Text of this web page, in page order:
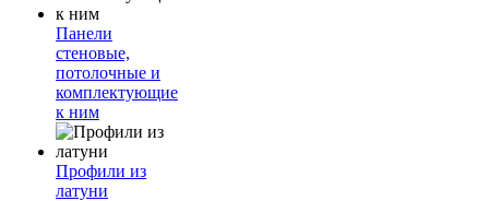
Панели
стеновые,
потолочные и
комплектующие
к ним
Профили из
латуни